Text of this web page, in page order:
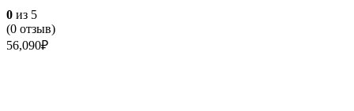
0 из 5
(0 отзыв)
56,090₽